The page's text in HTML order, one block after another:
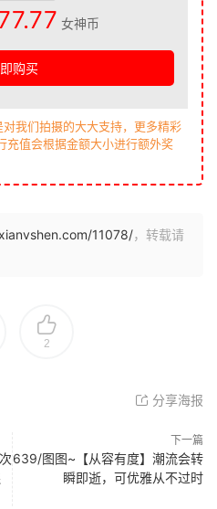
女神币
购买
我们拍摄的大大支持，更多精彩
充值会根据金额大小进行额外奖
11078/，转载请
2
分享海报
下一篇
639/图图~【从容有度】潮流会转
瞬即逝，可优雅从不过时